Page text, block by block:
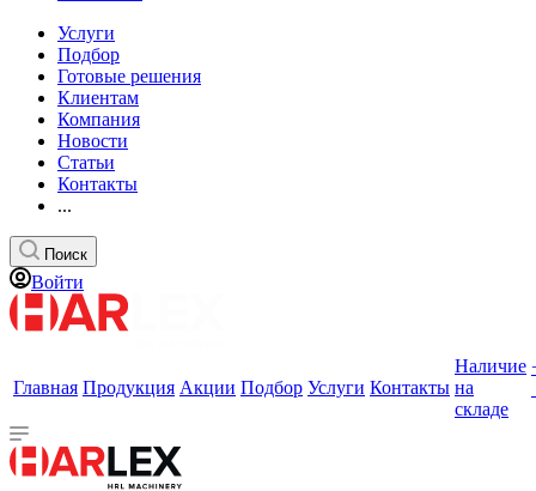
Услуги
Подбор
Готовые решения
Клиентам
Компания
Новости
Статьи
Контакты
...
Поиск
Войти
Главная Продукция Акции Подбор Услуги Контакты
Наличие
на
складе